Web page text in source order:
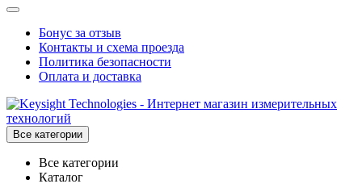
Бонус за отзыв
Контакты и схема проезда
Политика безопасности
Оплата и доставка
Все категории
Все категории
Каталог